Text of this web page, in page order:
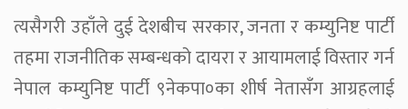
त्यसैगरी उहाँले दुई देशबीच सरकार, जनता र कम्युनिष्ट पार्टी
तहमा राजनीतिक सम्बन्धको दायरा र आयामलाई विस्तार गर्न
नेपाल कम्युनिष्ट पार्टी ९नेकपा०का शीर्ष नेतासँग आग्रहलाई